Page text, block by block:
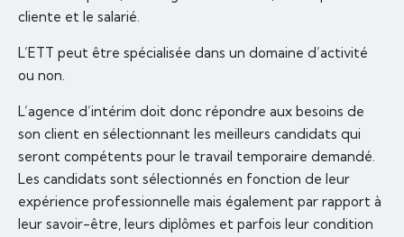
cliente et le salarié.
L’ETT peut être spécialisée dans un domaine d’activité
ou non.
L’agence d’intérim doit donc répondre aux besoins de
son client en sélectionnant les meilleurs candidats qui
seront compétents pour le travail temporaire demandé.
Les candidats sont sélectionnés en fonction de leur
expérience professionnelle mais également par rapport à
leur savoir-être, leurs diplômes et parfois leur condition